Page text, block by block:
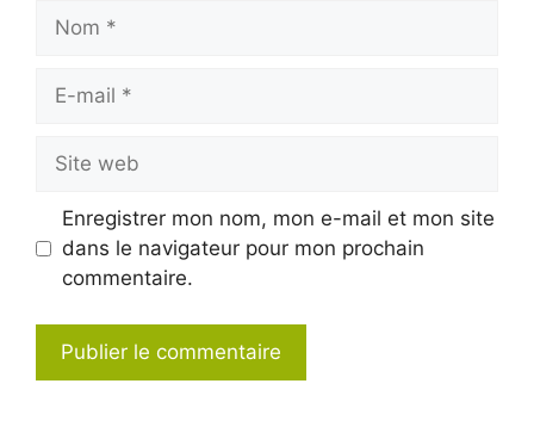
Nom
Site
web
Enregistrer mon nom, mon e-mail et mon site
dans le navigateur pour mon prochain
commentaire.